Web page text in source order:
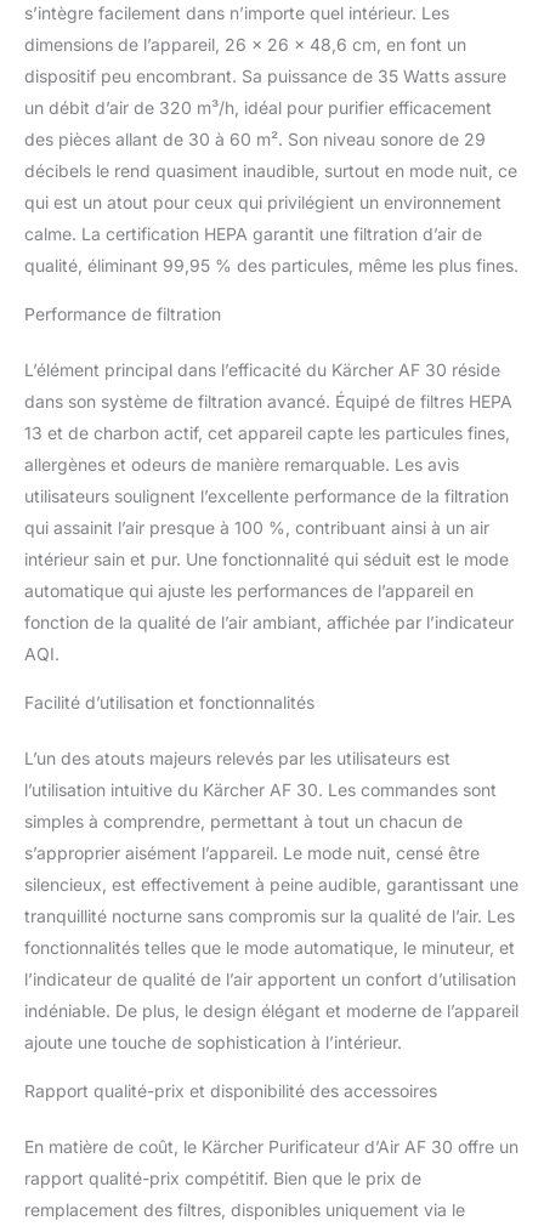
rapidement et
efficacement Silencieux :
le moteur et le ventilateur
du purificateur d'air AF
30 nettoient
puissamment tout en
restant silencieux. Avec
un niveau sonore de 29
à 53 db, l'appareil se fait
vite oublier au quotidien
Nombreuses fonctions :
l'air. En mode
automatique, la
puissance de filtration de
l'appareil s'adapte toute
livraison : le kit contient
le purificateur d'air AF 30
de Kärcher avec des
filtres HEPA 13 intégrés
pour une durée de 8 à 12
mois, et une cartouche
s’intègre facilement dans n’importe quel intérieur. Les
dimensions de l’appareil, 26 x 26 x 48,6 cm, en font un
dispositif peu encombrant. Sa puissance de 35 Watts assure
un débit d’air de 320 m³/h, idéal pour purifier efficacement
des pièces allant de 30 à 60 m². Son niveau sonore de 29
décibels le rend quasiment inaudible, surtout en mode nuit, ce
qui est un atout pour ceux qui privilégient un environnement
calme. La certification HEPA garantit une filtration d’air de
qualité, éliminant 99,95 % des particules, même les plus fines.
Performance de filtration
L’élément principal dans l’efficacité du Kärcher AF 30 réside
dans son système de filtration avancé. Équipé de filtres HEPA
13 et de charbon actif, cet appareil capte les particules fines,
allergènes et odeurs de manière remarquable. Les avis
utilisateurs soulignent l’excellente performance de la filtration
qui assainit l’air presque à 100 %, contribuant ainsi à un air
intérieur sain et pur. Une fonctionnalité qui séduit est le mode
automatique qui ajuste les performances de l’appareil en
fonction de la qualité de l’air ambiant, affichée par l’indicateur
AQI.
Facilité d’utilisation et fonctionnalités
L’un des atouts majeurs relevés par les utilisateurs est
l’utilisation intuitive du Kärcher AF 30. Les commandes sont
simples à comprendre, permettant à tout un chacun de
s’approprier aisément l’appareil. Le mode nuit, censé être
silencieux, est effectivement à peine audible, garantissant une
tranquillité nocturne sans compromis sur la qualité de l’air. Les
fonctionnalités telles que le mode automatique, le minuteur, et
l’indicateur de qualité de l’air apportent un confort d’utilisation
indéniable. De plus, le design élégant et moderne de l’appareil
ajoute une touche de sophistication à l’intérieur.
Rapport qualité-prix et disponibilité des accessoires
En matière de coût, le Kärcher Purificateur d’Air AF 30 offre un
rapport qualité-prix compétitif. Bien que le prix de
remplacement des filtres, disponibles uniquement via le